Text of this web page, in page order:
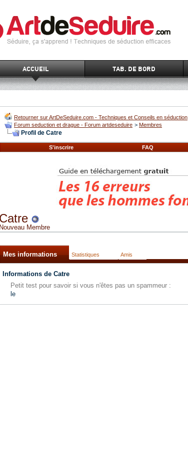
ACCUEIL TAB. DE BORD
Retourner sur ArtDeSeduire.com - Techniques et Conseils en séduction
Forum seduction et drague - Forum artdeseduire > Membres
Profil de Catre
S'inscrire FAQ
Catre
Nouveau Membre
Mes informations Statistiques Amis
Informations de Catre
Petit test pour savoir si vous n'êtes pas un spammeur :
le